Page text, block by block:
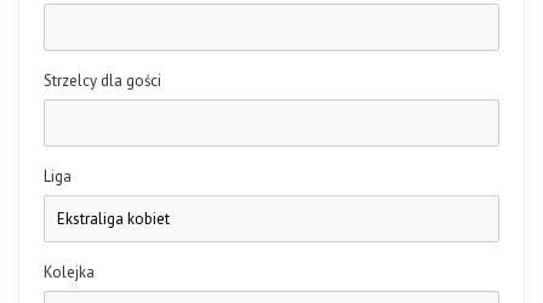
Strzelcy dla gości
Liga
Kolejka